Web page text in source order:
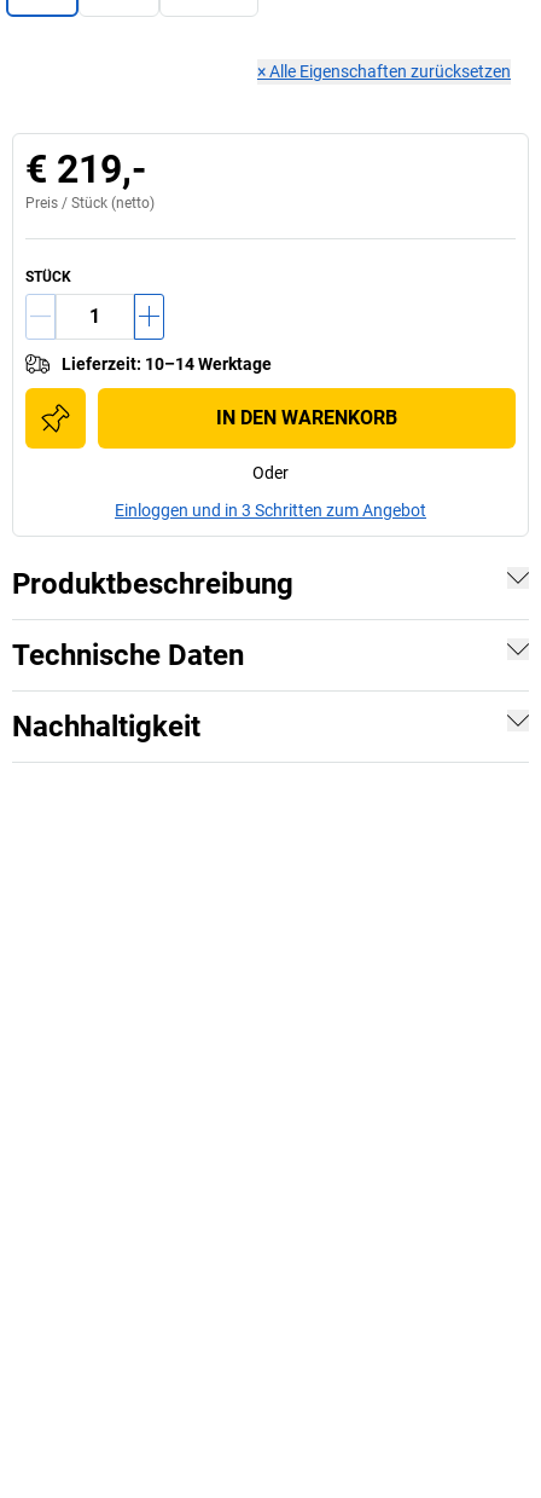
×Alle Eigenschaften zurücksetzen
€ 219,-
Preis / Stück (netto)
STÜCK
Lieferzeit: 10–14 Werktage
IN DEN WARENKORB
Oder
Einloggen und in 3 Schritten zum Angebot
Produktbeschreibung
Technische Daten
Nachhaltigkeit